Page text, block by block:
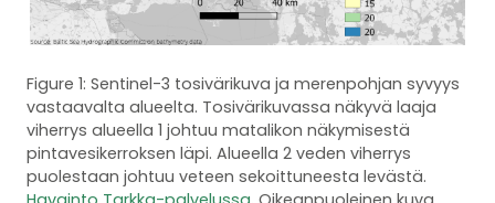
Figure 1: Sentinel-3 tosivärikuva ja merenpohjan syvyys
vastaavalta alueelta. Tosivärikuvassa näkyvä laaja
viherrys alueella 1 johtuu matalikon näkymisestä
pintavesikerroksen läpi. Alueella 2 veden viherrys
puolestaan johtuu veteen sekoittuneesta levästä.